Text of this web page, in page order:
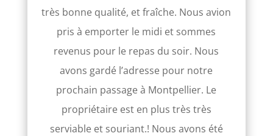
très bonne qualité, et fraîche. Nous avion
pris à emporter le midi et sommes
revenus pour le repas du soir. Nous
avons gardé l’adresse pour notre
prochain passage à Montpellier. Le
propriétaire est en plus très très
serviable et souriant.! Nous avons été